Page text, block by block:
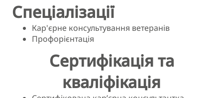
Спеціалізації
Кар'єрне консультування ветеранів
Профорієнтація
Сертифікація та
кваліфікація